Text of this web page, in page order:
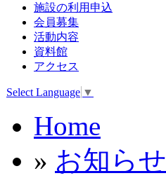
施設の利用申込
会員募集
活動内容
資料館
アクセス
Select Language ▼
Home
» お知らせ